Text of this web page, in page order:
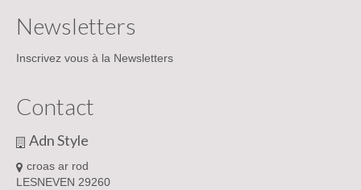
Newsletters
Inscrivez vous à la Newsletters
Contact
Adn Style
croas ar rod
LESNEVEN 29260